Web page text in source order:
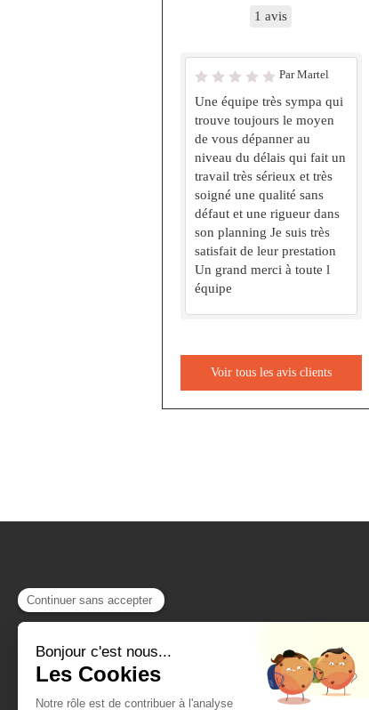
1 avis
Par Martel
Une équipe très sympa qui
trouve toujours le moyen
de vous dépanner au
niveau du délais qui fait un
travail très sérieux et très
soigné une qualité sans
défaut et une rigueur dans
son planning Je suis très
satisfait de leur prestation
Un grand merci à toute l
équipe
Voir tous les avis clients
610 Rue
Saint-Péray,